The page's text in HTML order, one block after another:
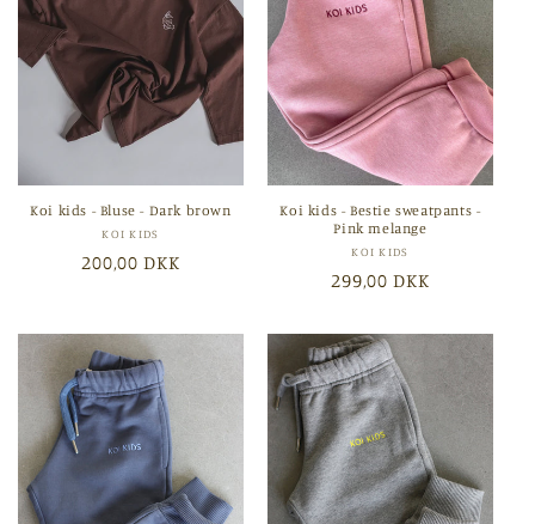
Koi kids - Bluse - Dark brown
Forhandler:
KOI KIDS
Normalpris
200,00 DKK
Koi kids - Bestie sweatpants -
Pink melange
Forhandler:
KOI KIDS
Normalpris
299,00 DKK